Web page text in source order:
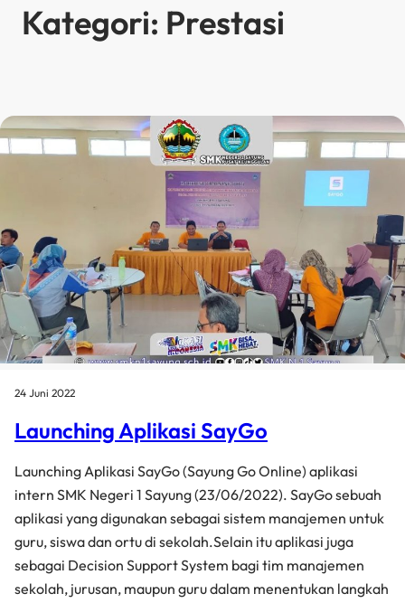
Kategori: Prestasi
24 Juni 2022
Launching Aplikasi SayGo
Launching Aplikasi SayGo (Sayung Go Online) aplikasi
intern SMK Negeri 1 Sayung (23/06/2022). SayGo sebuah
aplikasi yang digunakan sebagai sistem manajemen untuk
guru, siswa dan ortu di sekolah.Selain itu aplikasi juga
sebagai Decision Support System bagi tim manajemen
sekolah, jurusan, maupun guru dalam menentukan langkah